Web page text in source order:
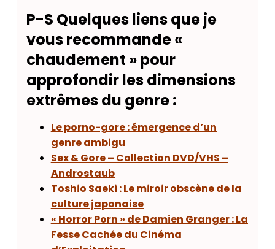
P-S Quelques liens que je
vous recommande «
chaudement » pour
approfondir les dimensions
extrêmes du genre :
Le porno-gore : émergence d’un
genre ambigu
Sex & Gore – Collection DVD/VHS –
Androstaub
Toshio Saeki : Le miroir obscène de la
culture japonaise
« Horror Porn » de Damien Granger : La
Fesse Cachée du Cinéma